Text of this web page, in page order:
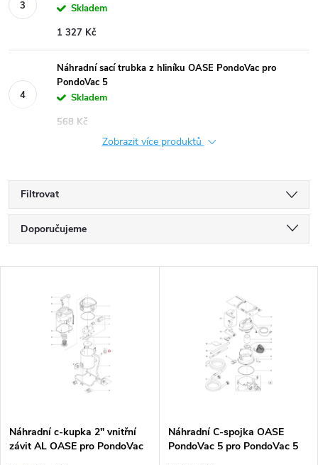
Skladem
1 327 Kč
Náhradní sací trubka z hliníku OASE PondoVac pro
PondoVac 5
Skladem
568 Kč
Zobrazit více produktů
Filtrovat
Ř
a
p
Doporučujeme
Nejprodávanější
Abecedně
s
Náhradní c-kupka 2" vnitřní
závit AL OASE pro PondoVac
Náhradní C-spojka OASE
PondoVac 5 pro PondoVac 5